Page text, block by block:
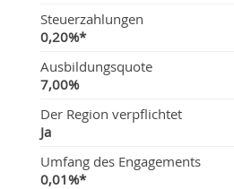
Steuerzahlungen
0,20%*
Ausbildungsquote
7,00%
Der Region verpflichtet
Ja
Umfang des Engagements
0,01%*